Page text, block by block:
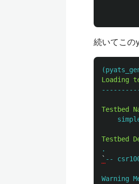
続いてこの
Loading
Testbed
Testbed
.
` --
Warning